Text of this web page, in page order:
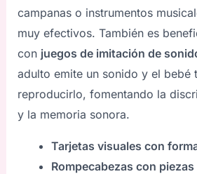
campanas o instrumentos
muy efectivos. También es
con juegos de imitación de
adulto emite un sonido y el bebé
reproducirlo, fomentando la
y la memoria sonora.
Tarjetas visuales con
Rompecabezas con